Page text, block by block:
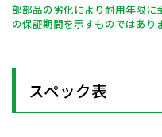
部部品の劣化により耐用年限に
の保証期間を示すものではあり
スペック表